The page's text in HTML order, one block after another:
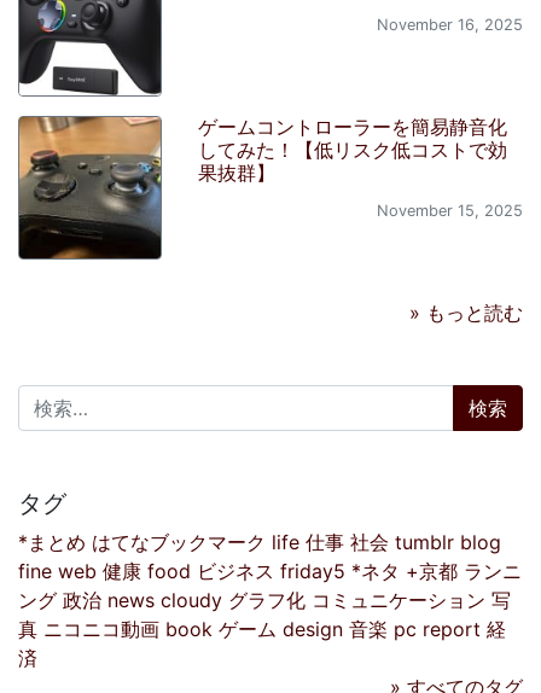
November 16, 2025
ゲームコントローラーを簡易静音化
してみた！【低リスク低コストで効
果抜群】
November 15, 2025
» もっと読む
検索:
タグ
*まとめ はてなブックマーク life 仕事 社会 tumblr blog
fine web 健康 food ビジネス friday5 *ネタ +京都 ランニ
ング 政治 news cloudy グラフ化 コミュニケーション 写
真 ニコニコ動画 book ゲーム design 音楽 pc report 経
済
» すべてのタグ